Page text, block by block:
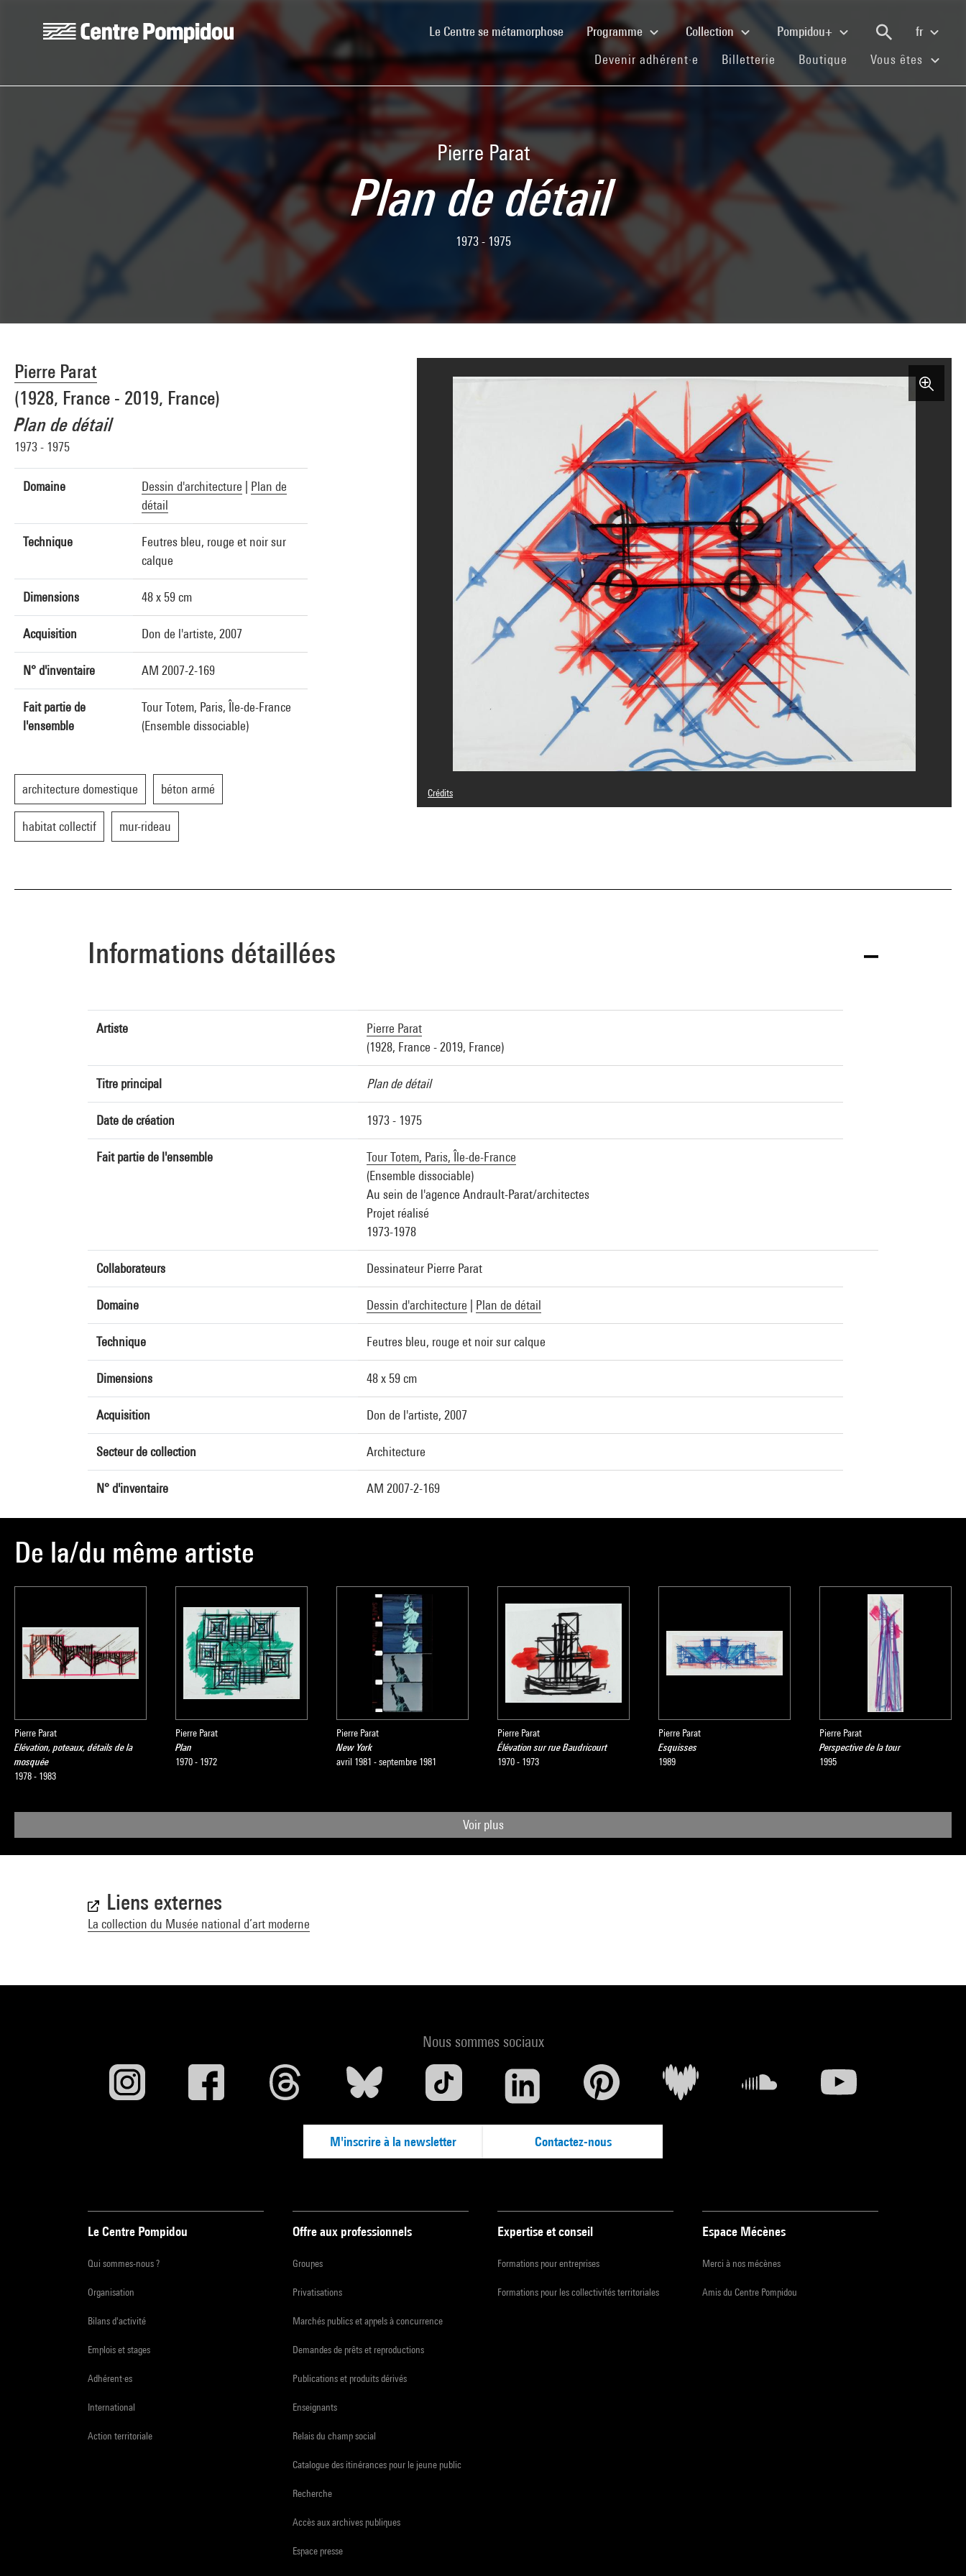
Le Centre se métamorphose(current)Programme Collection Pompidou+
fr
Devenir adhérent·e (current)
Billetterie (current)
Boutique (current)
Vous êtes
Pierre Parat
Plan de détail
1973 - 1975
Pierre Parat
(1928, France - 2019, France)
Plan de détail
1973 - 1975
Domaine Dessin d'architecture
Plan de
détail
Technique
Feutres bleu, rouge et noir sur
calque
Dimensions 48 x 59 cm
Acquisition Don de l'artiste, 2007
N° d'inventaire AM 2007-2-169
Fait partie de
l'ensemble
Tour Totem, Paris, Île-de-France
(Ensemble dissociable)
architecture domestique béton armé
habitat collectif mur-rideau
Crédits
© Pierre Parat
Informations détaillées
Artiste
Pierre Parat
(1928, France - 2019, France)
Titre principal Plan de détail
Date de création 1973 - 1975
Fait partie de l'ensemble
Tour Totem, Paris, Île-de-France
(Ensemble dissociable)
Au sein de l'agence Andrault-Parat/architectes
Projet réalisé
1973-1978
Collaborateurs Dessinateur Pierre Parat
Domaine Dessin d'architecture Plan de détail
Technique Feutres bleu, rouge et noir sur calque
Dimensions 48 x 59 cm
Acquisition Don de l'artiste, 2007
Secteur de collection Architecture
N° d'inventaire AM 2007-2-169
De la/du même artiste
Pierre Parat
Elévation, poteaux, détails de la
mosquée
1978 - 1983
Pierre Parat
Plan
1970 - 1972
Pierre Parat
New York
avril 1981 - septembre 1981
Pierre Parat
Élévation sur rue Baudricourt
1970 - 1973
Pierre Parat
Esquisses
1989
Pierre Parat
Perspective de la tour
1995
Voir plus
Liens externes
La collection du Musée national d’art moderne
Nous sommes sociaux
M'inscrire à la newsletter Contactez-nous
Le Centre Pompidou
Qui sommes-nous ?
Organisation
Bilans d'activité
Emplois et stages
Adhérent·es
International
Action territoriale
Offre aux professionnels
Groupes
Privatisations
Marchés publics et appels à concurrence
Demandes de prêts et reproductions
Publications et produits dérivés
Enseignants
Relais du champ social
Catalogue des itinérances pour le jeune public
Recherche
Accès aux archives publiques
Espace presse
Expertise et conseil
Formations pour entreprises
Formations pour les collectivités territoriales
Espace Mécènes
Merci à nos mécènes
Amis du Centre Pompidou